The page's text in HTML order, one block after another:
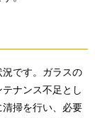
です。ガラスの
ナンス不足とし
掃を行い、必要